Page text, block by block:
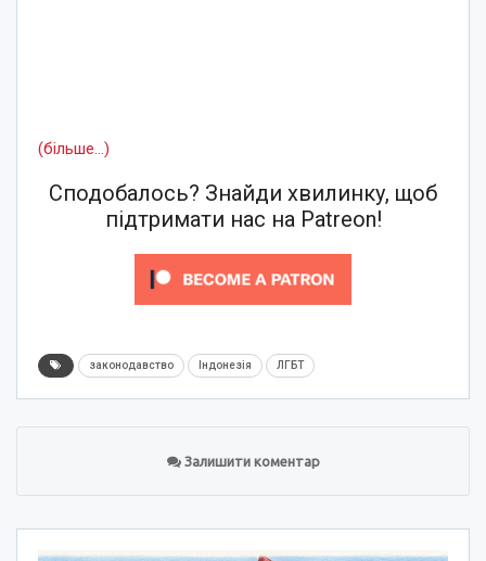
(більше…)
Сподобалось? Знайди хвилинку, щоб
підтримати нас на Patreon!
законодавство Індонезія ЛГБТ
Залишити коментар